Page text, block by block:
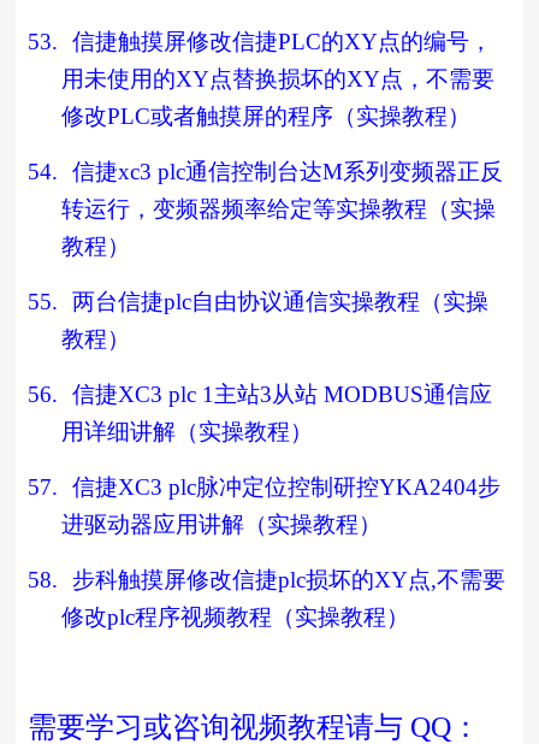
53. 信捷触摸屏修改信捷PLC的XY点的编号，
用未使用的XY点替换损坏的XY点，不需要
修改PLC或者触摸屏的程序（实操教程）
54. 信捷xc3 plc通信控制台达M系列变频器正反
转运行，变频器频率给定等实操教程（实操
教程）
55. 两台信捷plc自由协议通信实操教程（实操
教程）
56. 信捷XC3 plc 1 主站3从站 MODBUS通信应
用详细讲解（实操教程）
57. 信捷XC3 plc脉冲定位控制研控YKA2404步
进驱动器应用讲解（实操教程）
58. 步科触摸屏修改信捷plc损坏的XY点,不需要
修改plc程序视频教程（实操教程）
需要学习或咨询视频教程请与 QQ：